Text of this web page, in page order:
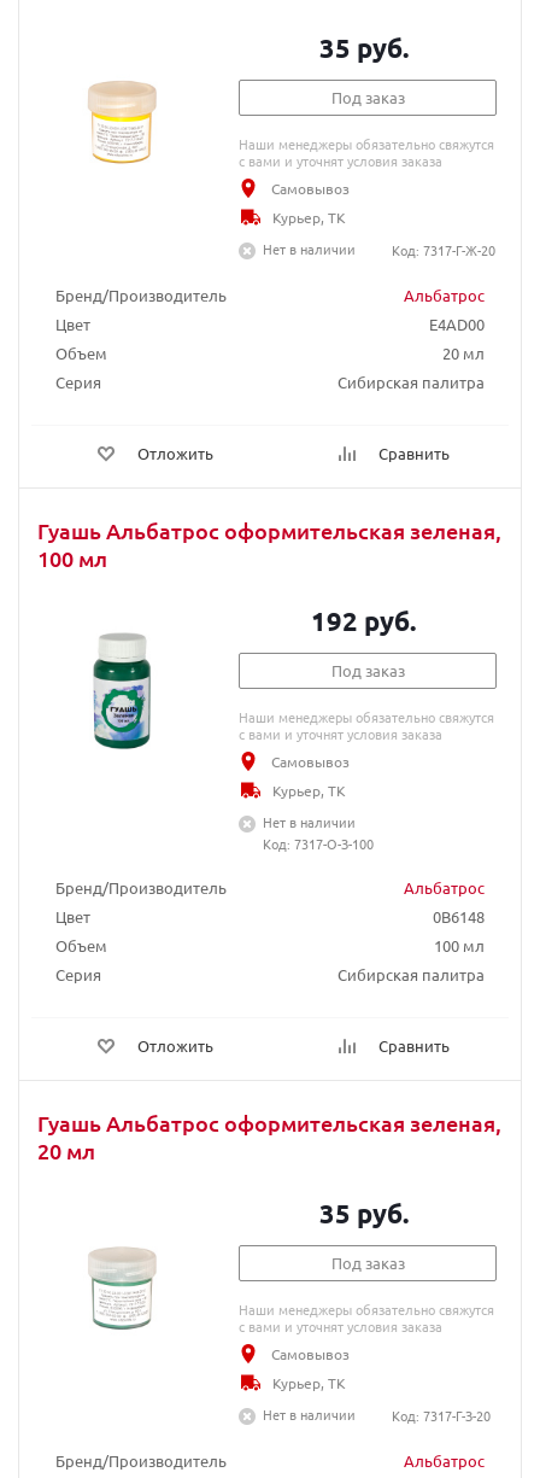
Бренд/Производитель
Альбатрос
Цвет
E4AD00
Объем
20 мл
Серия
Сибирская палитра
Отложить Сравнить
35 руб.
Под заказ
Наши менеджеры обязательно свяжутся
с вами и уточнят условия заказа
Самовывоз
Курьер, ТК
Нет в наличии
Код: 7317-Г-Ж-20
Гуашь Альбатрос оформительская зеленая,
100 мл
Бренд/Производитель
Альбатрос
Цвет
0B6148
Объем
100 мл
Серия
Сибирская палитра
Отложить Сравнить
192 руб.
Под заказ
Наши менеджеры обязательно свяжутся
с вами и уточнят условия заказа
Самовывоз
Курьер, ТК
Нет в наличии
Код: 7317-О-З-100
Гуашь Альбатрос оформительская зеленая,
20 мл
Бренд/Производитель
Альбатрос
35 руб.
Под заказ
Наши менеджеры обязательно свяжутся
с вами и уточнят условия заказа
Самовывоз
Курьер, ТК
Нет в наличии
Код: 7317-Г-З-20